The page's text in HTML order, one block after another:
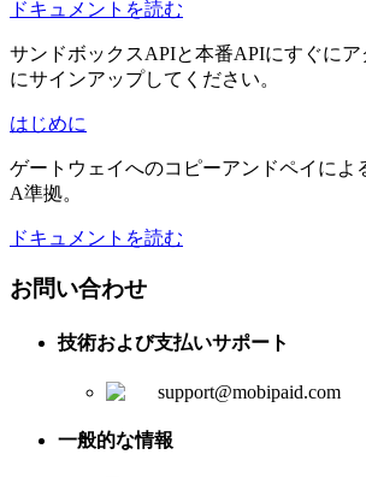
ドキュメントを読む
サンドボックスAPIと本番APIにすぐにア
にサインアップしてください。
はじめに
ゲートウェイへのコピーアンドペイによ
A準拠。
ドキュメントを読む
お問い合わせ
技術および支払いサポート
support@mobipaid.com
一般的な情報